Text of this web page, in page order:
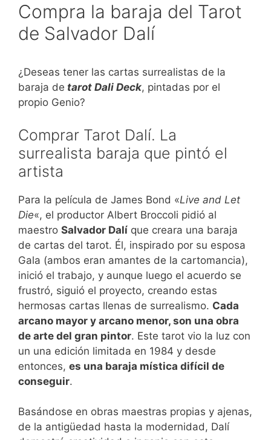
Compra la baraja del Tarot
de Salvador Dalí
¿Deseas tener las cartas surrealistas de la
baraja de tarot Dali Deck, pintadas por el
propio Genio?
Comprar Tarot Dalí. La
surrealista baraja que pintó el
artista
Para la película de James Bond «Live and Let
Die«, el productor Albert Broccoli pidió al
maestro Salvador Dalí que creara una baraja
de cartas del tarot. Él, inspirado por su esposa
Gala (ambos eran amantes de la cartomancia),
inició el trabajo, y aunque luego el acuerdo se
frustró, siguió el proyecto, creando estas
hermosas cartas llenas de surrealismo. Cada
arcano mayor y arcano menor, son una obra
de arte del gran pintor. Este tarot vio la luz con
un una edición limitada en 1984 y desde
entonces, es una baraja mística difícil de
conseguir.
Basándose en obras maestras propias y ajenas,
de la antigüedad hasta la modernidad, Dalí